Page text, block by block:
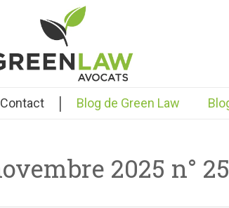
Contact | Blog de Green Law
2025 n°